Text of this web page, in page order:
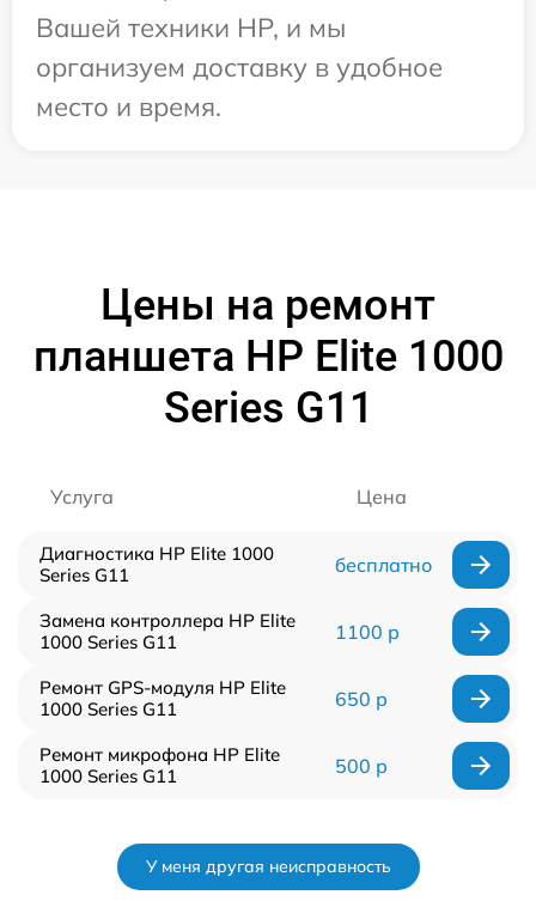
Вашей техники HP, и мы
организуем доставку в удобное
место и время.
Цены на ремонт
планшета HP Elite 1000
Series G11
Услуга Цена
Диагностика HP Elite 1000
Series G11
бесплатно
Замена контроллера HP Elite
1000 Series G11
1100 р
Ремонт GPS-модуля HP Elite
1000 Series G11
650 р
Ремонт микрофона HP Elite
1000 Series G11
500 р
У меня другая неисправность